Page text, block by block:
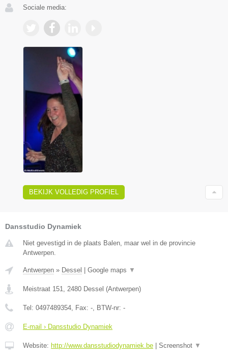
Sociale media:
BEKIJK VOLLEDIG PROFIEL
Dansstudio Dynamiek
Niet gevestigd in de plaats Balen, maar wel in de provincie
Antwerpen.
Antwerpen » Dessel | Google maps ▼
Meistraat 151 2480 Dessel (Antwerpen)
Tel: 0497489354 , Fax: - , BTW-nr: -
E-mail › Dansstudio Dynamiek
Website: http://www.dansstudiodynamiek.be | Screenshot ▼